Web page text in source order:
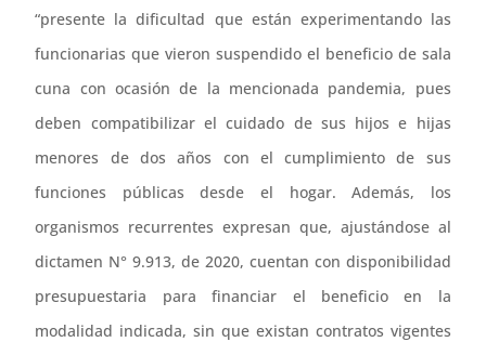
“presente la dificultad que están experimentando las
funcionarias que vieron suspendido el beneficio de sala
cuna con ocasión de la mencionada pandemia, pues
deben compatibilizar el cuidado de sus hijos e hijas
menores de dos años con el cumplimiento de sus
funciones públicas desde el hogar. Además, los
organismos recurrentes expresan que, ajustándose al
dictamen N° 9.913, de 2020, cuentan con disponibilidad
presupuestaria para financiar el beneficio en la
modalidad indicada, sin que existan contratos vigentes